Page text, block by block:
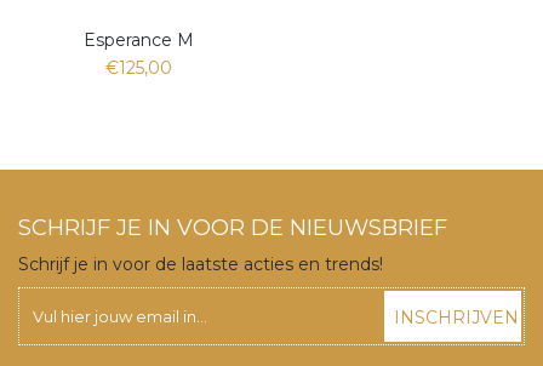
Esperance M
€125,00
SCHRIJF JE IN VOOR DE NIEUWSBRIEF
Schrijf je in voor de laatste acties en trends!
INSCHRIJVEN